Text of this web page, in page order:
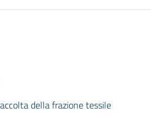
della frazione tessile